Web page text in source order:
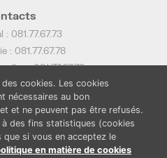
: 081.77.67.73
: 081.77.67.78
: 081.77.67.79
cookies. Les cookies
nécessaires au bon
et ne peuvent pas être refusés.
à des fins statistiques (cookies
que si vous en acceptez le
en matière de cookies